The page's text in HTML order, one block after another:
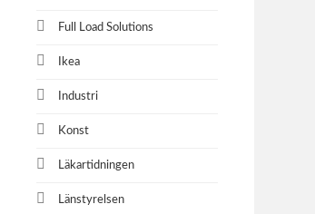
Full Load Solutions
Ikea
Industri
Konst
Läkartidningen
Länstyrelsen